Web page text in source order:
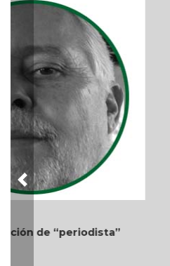
Más cambios en el gobierno
Previous